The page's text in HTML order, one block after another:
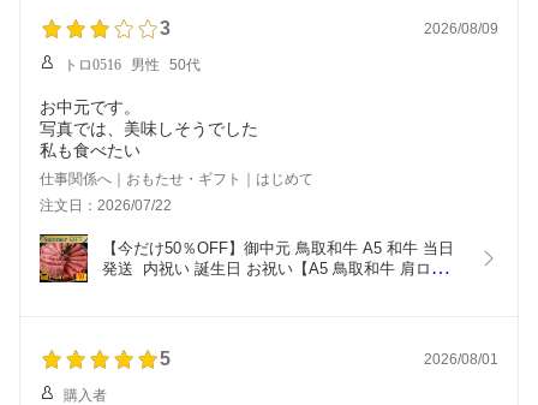
3 2026/08/09
トロ0516 男性 50代
お中元です。
写真では、美味しそうでした
私も食べたい
仕事関係へ｜おもたせ・ギフト｜はじめて
注文日：2026/07/22
【今だけ50％OFF】御中元 鳥取和牛 A5 和牛 当日
発送  内祝い 誕生日 お祝い【A5 鳥取和牛 肩ロース
5 2026/08/01
購入者